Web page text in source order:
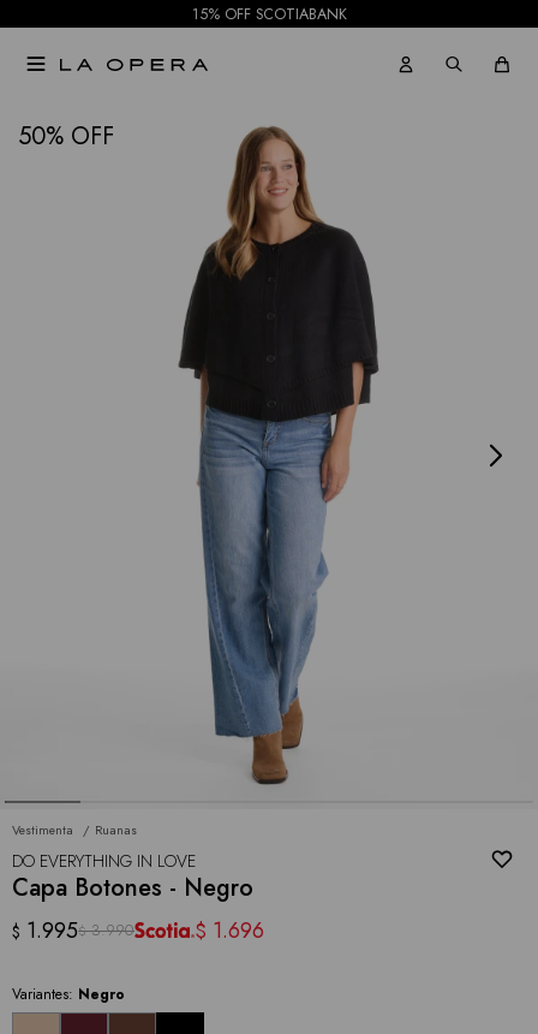
15% OFF SCOTIABANK

50
Vestimenta Ruanas
DO EVERYTHING IN LOVE
Capa Botones - Negro
$ 1.995$ 3.990 $ 1.696
Variantes: Negro
NOTIFICARME